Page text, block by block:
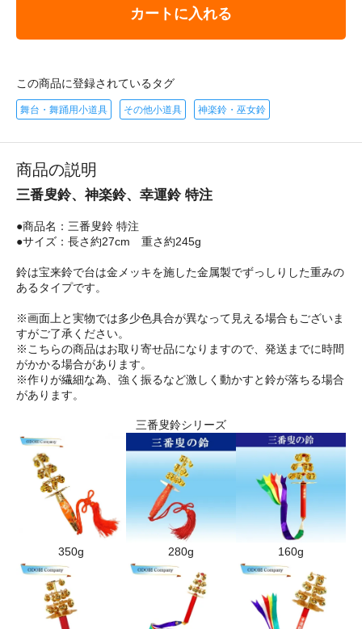
カートに入れる
この商品に登録されているタグ
舞台・舞踊用小道具 その他小道具 神楽鈴・巫女鈴
商品の説明
三番叟鈴、神楽鈴、幸運鈴 特注
●商品名：三番叟鈴 特注
●サイズ：長さ約27cm 重さ約245g
鈴は宝来鈴で台は金メッキを施した金属製でずっしりした重みの
あるタイプです。
※画面上と実物では多少色具合が異なって見える場合もございま
すがご了承ください。
※こちらの商品はお取り寄せ品になりますので、発送までに時間
がかかる場合があります。
※作りが繊細な為、強く振るなど激しく動かすと鈴が落ちる場合
があります。
三番叟鈴シリーズ
350g 280g 160g